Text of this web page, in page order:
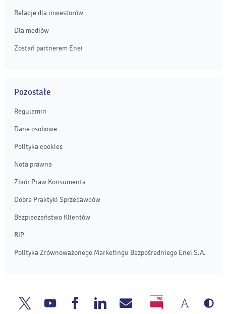
Relacje dla inwestorów
Dla mediów
Zostań partnerem Enei
Pozostałe
Regulamin
Dane osobowe
Polityka cookies
Nota prawna
Zbiór Praw Konsumenta
Dobre Praktyki Sprzedawców
Bezpieczeństwo Klientów
BIP
Polityka Zrównoważonego Marketingu Bezpośredniego Enei S.A.
Enea Enea Enea Enea NapiszBIP Zmień